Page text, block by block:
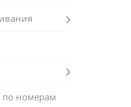
номерам